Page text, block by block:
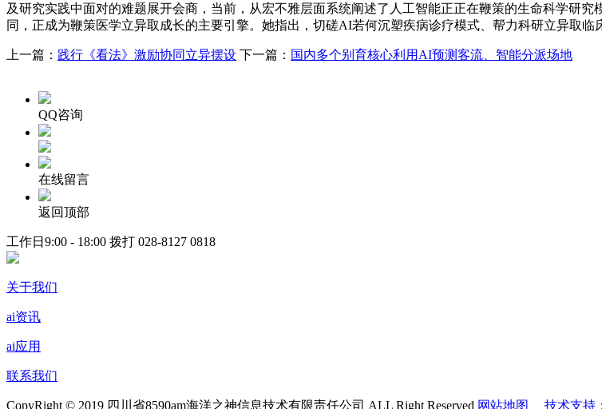
及研究实践中面对的难题展开会商，当前，从宏不雅层面系统阐述了人工智能正正在鞭策的生命科学研
同，正成为鞭策医学立异取成长的主要引擎。她指出，切磋AI若何沉塑疾病诊疗模式、帮力科研立异取
上一篇： 践行《看法》激励协同立异摆设 下一篇： 国内多个别育核心利用AI预测客流、智能分派场地
QQ咨询
在线留言
返回顶部
工作日9:00 - 18:00 拨打 028-8127 0818
关于我们
ai资讯
ai应用
联系我们
CopyRight © 2019 四川省8590am海洋之神信息技术有限责任公司 ALL Right Reserved 网站地图 技术支持